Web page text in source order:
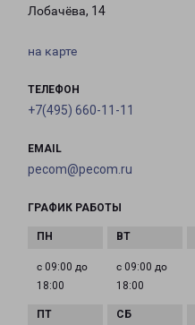
Лобачёва, 14
на карте
ТЕЛЕФОН
+7(495) 660-11-11
EMAIL
pecom@pecom.ru
ГРАФИК РАБОТЫ
с 09:00 до
18:00
с 09:00 до
18:00